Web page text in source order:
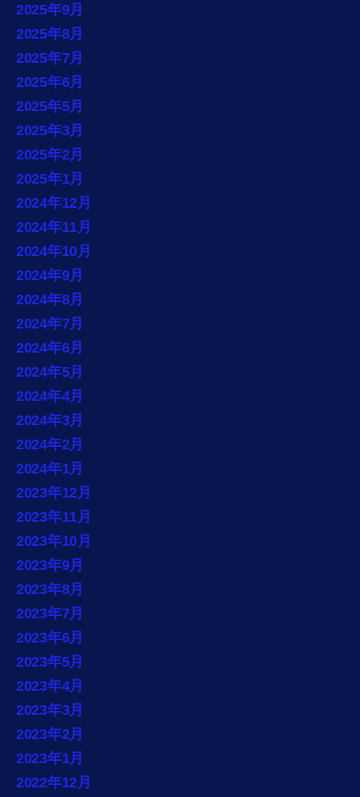
2025年9月
2025年8月
2025年7月
2025年6月
2025年5月
2025年3月
2025年2月
2025年1月
2024年12月
2024年11月
2024年10月
2024年9月
2024年8月
2024年7月
2024年6月
2024年5月
2024年4月
2024年3月
2024年2月
2024年1月
2023年12月
2023年11月
2023年10月
2023年9月
2023年8月
2023年7月
2023年6月
2023年5月
2023年4月
2023年3月
2023年2月
2023年1月
2022年12月